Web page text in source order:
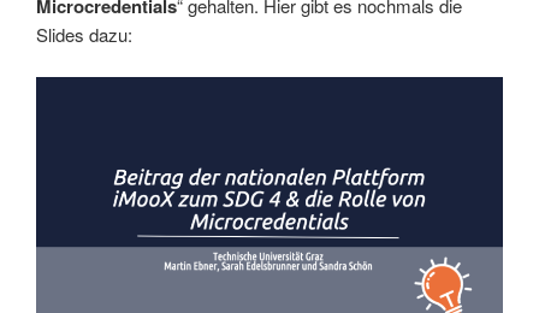
Microcredentials“ gehalten. Hier gibt es nochmals die
Slides dazu: